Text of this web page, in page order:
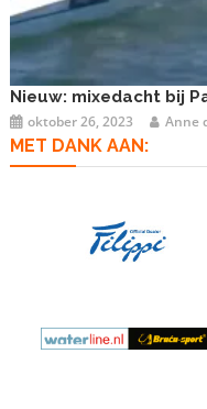
Nieuw: mixedacht bij
oktober 26, 2023 Anne
MET DANK AAN: